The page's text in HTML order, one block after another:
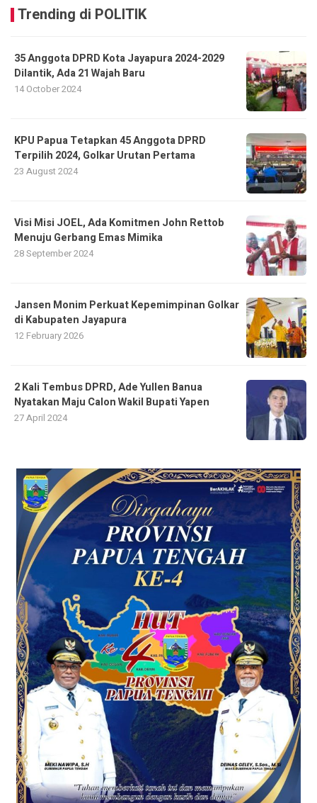
Trending di POLITIK
35 Anggota DPRD Kota Jayapura 2024-2029
Dilantik, Ada 21 Wajah Baru
14 October 2024
KPU Papua Tetapkan 45 Anggota DPRD
Terpilih 2024, Golkar Urutan Pertama
23 August 2024
Visi Misi JOEL, Ada Komitmen John Rettob
Menuju Gerbang Emas Mimika
28 September 2024
Jansen Monim Perkuat Kepemimpinan Golkar
di Kabupaten Jayapura
12 February 2026
2 Kali Tembus DPRD, Ade Yullen Banua
Nyatakan Maju Calon Wakil Bupati Yapen
27 April 2024